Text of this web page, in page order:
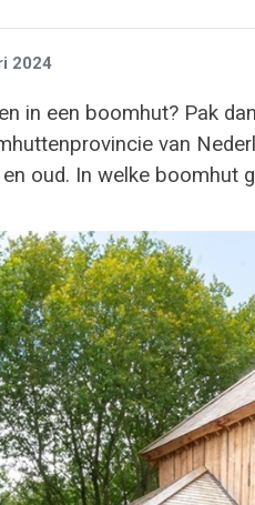
2024
in een boomhut? Pak
van
oud. In welke boomhut